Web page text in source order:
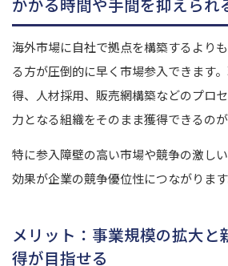
海外市場に自社で拠点を構築するより
る方が圧倒的に早く市場参入できます。
得、人材採用、販売網構築などのプロ
力となる組織をそのまま獲得できるのが
特に参入障壁の高い市場や競争の激し
効果が企業の競争優位性につながります
メリット：事業規模の拡大と
得が目指せる